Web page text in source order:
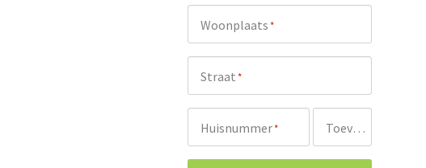
Woonplaats*
Straat*
Huisnummer* Toevoeging